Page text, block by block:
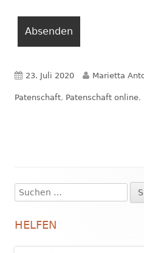
Veröffentlicht
am
23. Juli 2020 Autor
Marietta
Patenschaft, Patenschaft online,
Haupt-
Seitenleiste
Suchen
nach:
HELFEN